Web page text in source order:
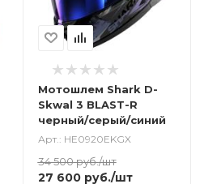
Мотошлем Shark D-
Skwal 3 BLAST-R
черный/серый/синий
Арт.: HE0920EKGX
34 500руб./шт
27 600руб./шт